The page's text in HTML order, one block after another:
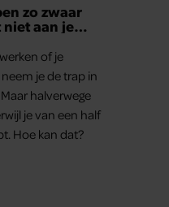
zo zwaar
aan je
of je
je de trap in
halverwege
je van een half
Hoe kan dat?